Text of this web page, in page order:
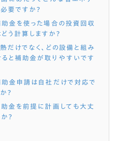
要ですか？
金を使った場合の投資回収
う計算しますか？
だけでなく、どの設備と組み
ると補助金が取りやすいです
金申請は自社だけで対応で
？
金を前提に計画しても大丈
？